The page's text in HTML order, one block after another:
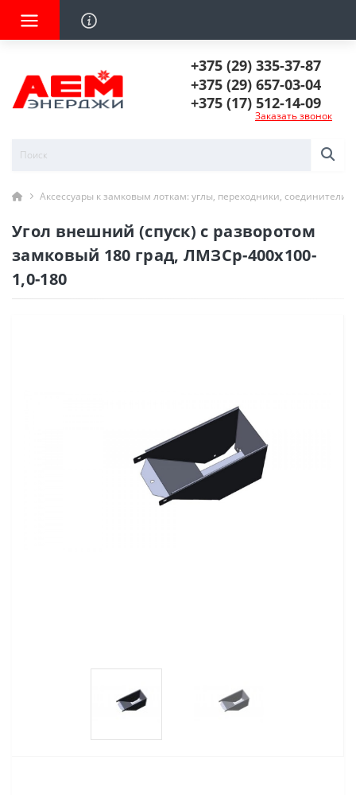
+375 (29) 335-37-87
+375 (29) 657-03-04
+375 (17) 512-14-09
Заказать звонок
Аксессуары к замковым лоткам: углы, переходники, соединители
Угол внешний (спуск) с разворотом
замковый 180 град, ЛМЗСр-400х100-
1,0-180